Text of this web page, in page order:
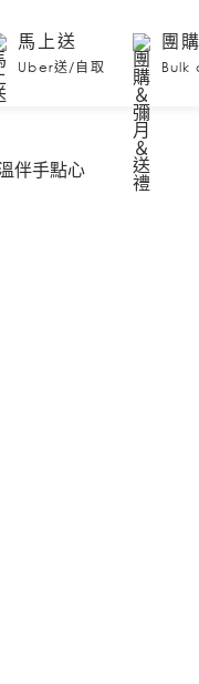
馬上送
Uber送/自取
團
Bulk
伴手點心